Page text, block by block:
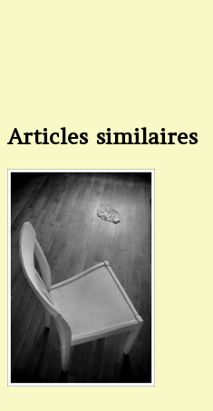
Articles similaires